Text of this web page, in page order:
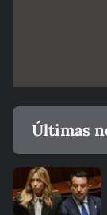
Últimas